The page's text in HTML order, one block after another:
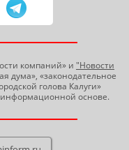
компаний» и "Новости
дума», «законодательное
голова Калуги»
основе.